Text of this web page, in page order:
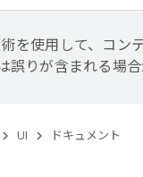
を使用して、コン
りが含まれる場合
UI ドキュメント